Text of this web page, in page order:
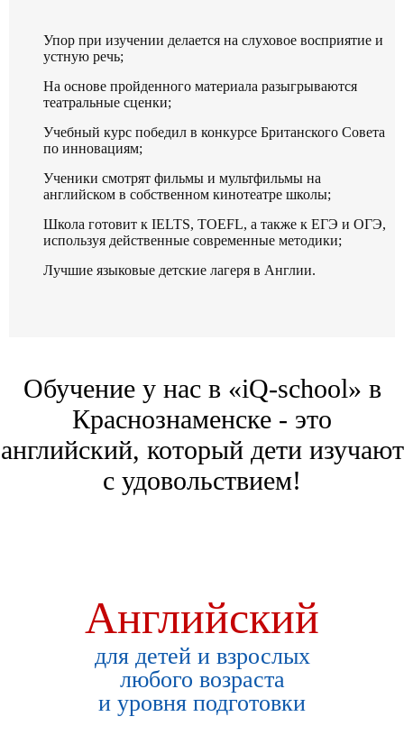
Упор при изучении делается на слуховое восприятие и
устную речь;
На основе пройденного материала разыгрываются
театральные сценки;
Учебный курс победил в конкурсе Британского Совета
по инновациям;
Ученики смотрят фильмы и мультфильмы на
английском в собственном кинотеатре школы;
Школа готовит к IELTS, TOEFL, а также к ЕГЭ и ОГЭ,
используя действенные современные методики;
Лучшие языковые детские лагеря в Англии.
Обучение у нас в «iQ-school» в
Краснознаменске - это
английский, который дети изучают
с удовольствием!
Английский
для детей и взрослых
любого возраста
и уровня подготовки